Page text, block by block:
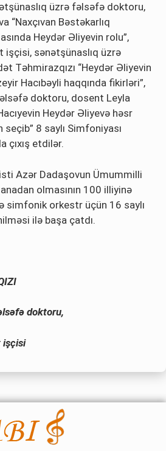
üzrə fəlsəfə doktoru,
“Naxçıvan Bəstəkarlıq
Heydər Əliyevin rolu”,
işçisi, sənətşünaslıq üzrə
Təhmirazqızı “Heydər Əliyevin
Hacıbəyli haqqında fikirləri”,
doktoru, dosent Leyla
Heydər Əliyevə həsr
8 saylı Simfoniyası
çıxış etdilər.
Azər Dadaşovun Ümummilli
olmasının 100 illiyinə
simfonik orkestr üçün 16 saylı
ilə başa çatdı.
doktoru,
işçisi